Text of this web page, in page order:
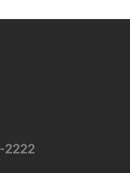
2222